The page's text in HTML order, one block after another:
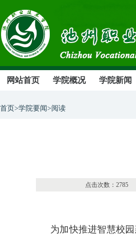
网站首页 学院概况 学院新闻
首页>学院要闻>阅读
点击次数
为加快推进智慧校